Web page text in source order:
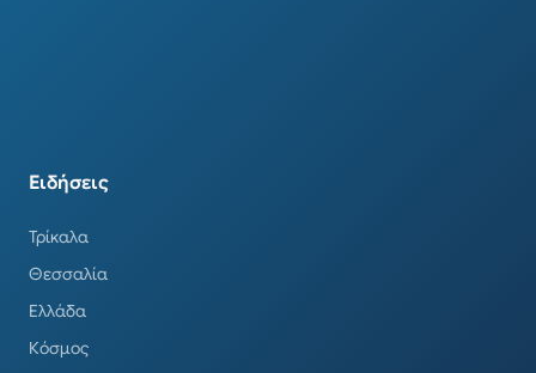
Ειδήσεις
Τρίκαλα
Θεσσαλία
Ελλάδα
Κόσμος